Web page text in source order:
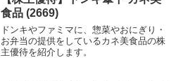
食品 (2669)
ドンキやファミマに、惣菜やおにぎり・
お弁当の提供をしているカネ美食品の株
主優待を紹介します。